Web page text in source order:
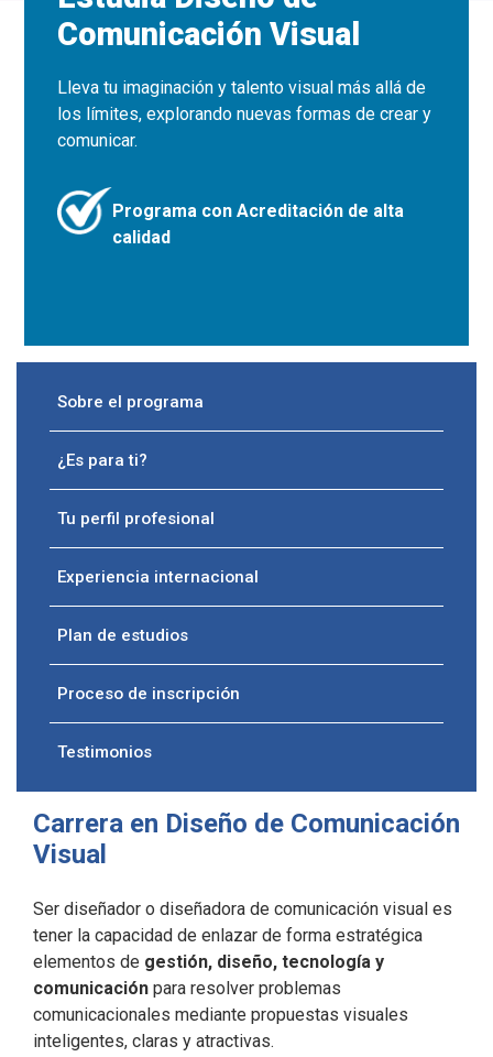
Comunicación Visual
Lleva tu imaginación y talento visual más allá de
los límites, explorando nuevas formas de crear y
comunicar.
Programa con Acreditación de alta
calidad
Sobre el programa
¿Es para ti?
Tu perfil profesional
Experiencia internacional
Plan de estudios
Proceso de inscripción
Testimonios
Carrera en Diseño de Comunicación
Visual
Ser diseñador o diseñadora de comunicación visual es
tener la capacidad de enlazar de forma estratégica
elementos de gestión, diseño, tecnología y
comunicación para resolver problemas
comunicacionales mediante propuestas visuales
inteligentes, claras y atractivas.